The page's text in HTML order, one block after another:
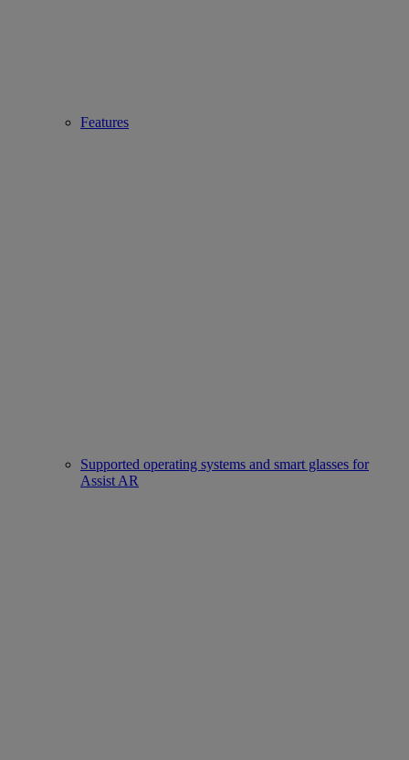
Features
Supported operating systems and smart glasses for
Assist AR